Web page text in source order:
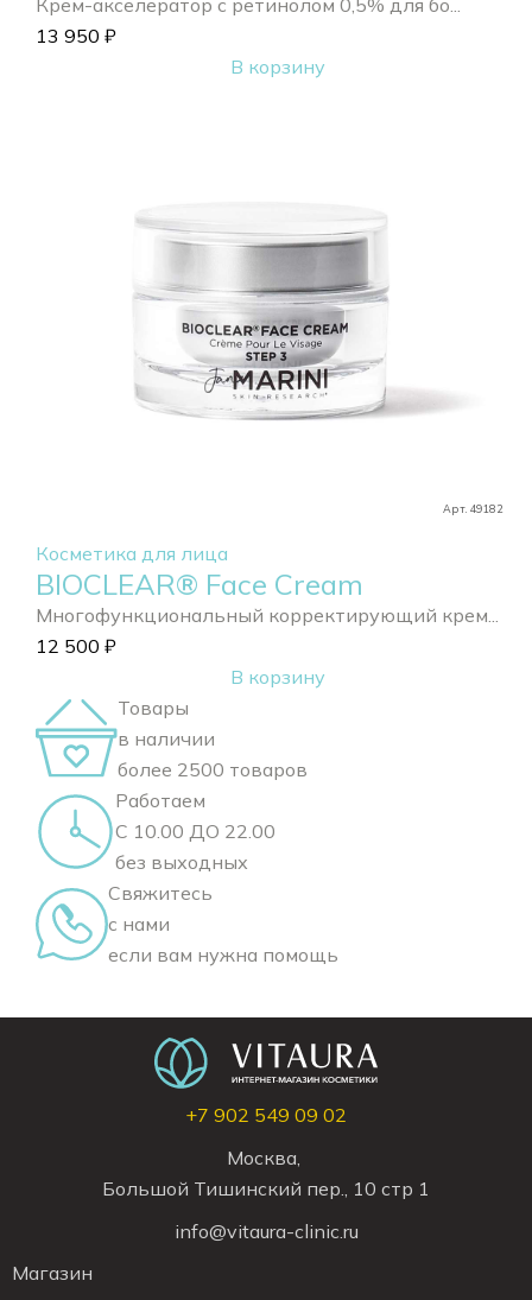
13 950 ₽
В корзину
Арт. 49182
Косметика для лица
BIOCLEAR® Face Cream
Многофункциональный корректирующий крем...
12 500 ₽
В корзину
Товары
в наличии
более 2500 товаров
Работаем
С 10.00 ДО 22.00
без выходных
Свяжитесь
с нами
если вам нужна помощь
+7 902 549 09 02
Москва,
Большой Тишинский пер., 10 стр 1
info@vitaura-clinic.ru
Магазин